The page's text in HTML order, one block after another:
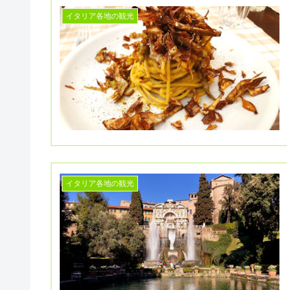
イタリア各地の観光
イタリア各地の観光